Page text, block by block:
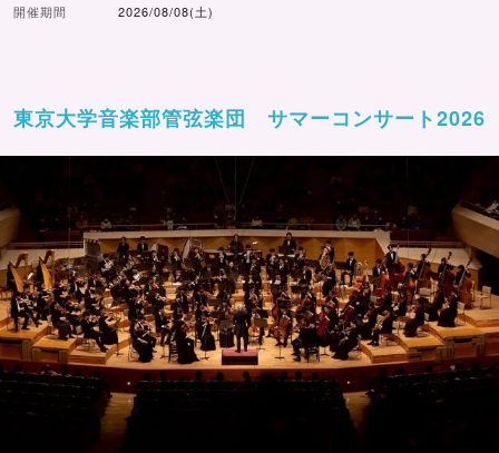
開催期間 2026/08/08(土)
東京大学音楽部管弦楽団 サマーコンサート2026